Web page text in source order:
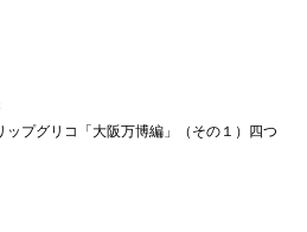
ップグリコ「大阪万博編」（その１）四つ